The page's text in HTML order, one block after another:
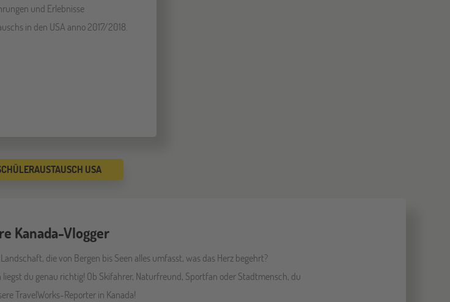
und Erlebnisse
in den USA anno 2017/2018.
USA
Kanada-Vlogger
die von Bergen bis Seen alles umfasst, was das Herz begehrt?
du genau richtig! Ob Skifahrer, Naturfreund, Sportfan oder Stadtmensch, du
TravelWorks-Reporter in Kanada!